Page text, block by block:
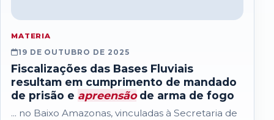
MATERIA
19 DE OUTUBRO DE 2025
Fiscalizações das Bases Fluviais
resultam em cumprimento de mandado
de prisão e apreensãode arma de fogo
... no Baixo Amazonas, vinculadas à Secretaria de